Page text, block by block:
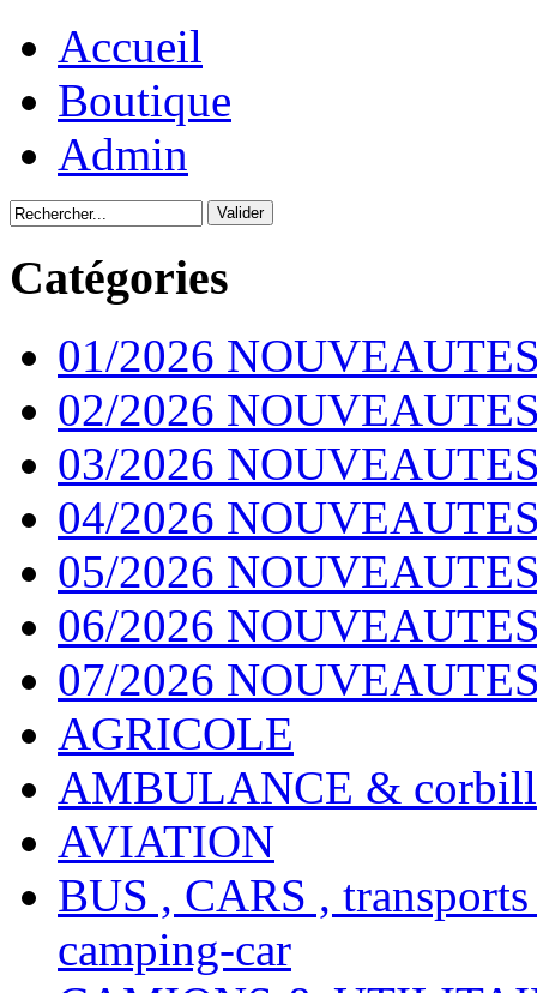
Accueil
Boutique
Admin
Catégories
01/2026
02/2026
03/2026
04/2026
05/2026
06/2026
07/2026
AGRICOLE
AMBULANCE &
AVIATION
BUS , CARS ,
camping-car